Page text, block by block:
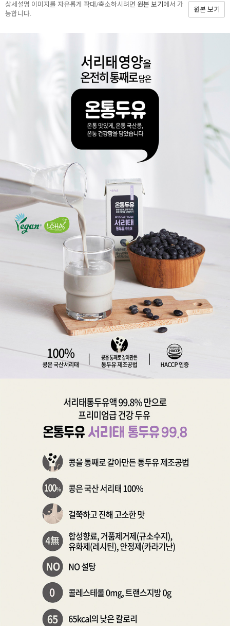
상세설명 이미지를 자유롭게 확대/축소하시려면 원본 보기 에서 가
능합니다.
원본 보기